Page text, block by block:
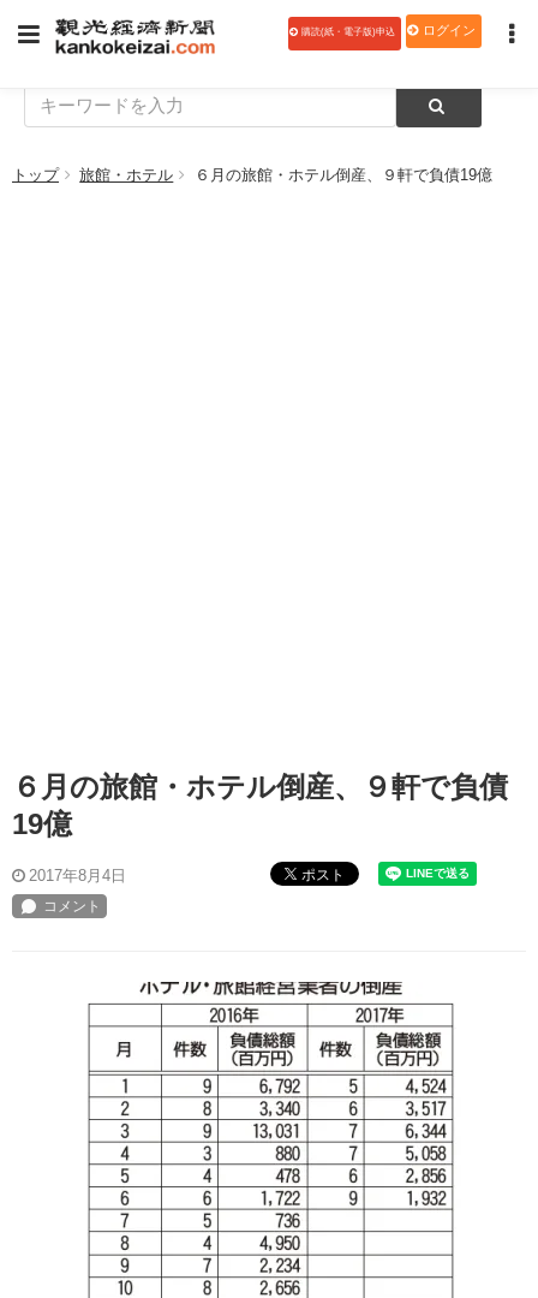
購読(紙・電子版)申込 ログイン
トップ 旅館・ホテル ６月の旅館・ホテル倒産、９軒で負債19億
６月の旅館・ホテル倒産、９軒で負債
19億
2017年8月4日 ポスト